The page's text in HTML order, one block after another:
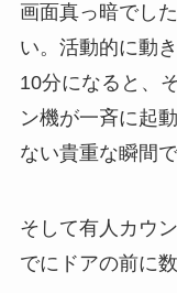
画面真っ暗でし
い。活動的に動
10分になると、
ン機が一斉に起
ない貴重な瞬間で
そして有人カウ
でにドアの前に